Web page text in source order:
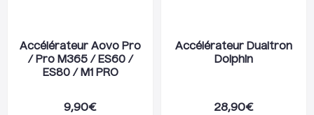
Accélérateur Aovo Pro
/ Pro M365 / ES60 /
ES80 / M1 PRO
9,90€
Accélérateur Dualtron
Dolphin
28,90€